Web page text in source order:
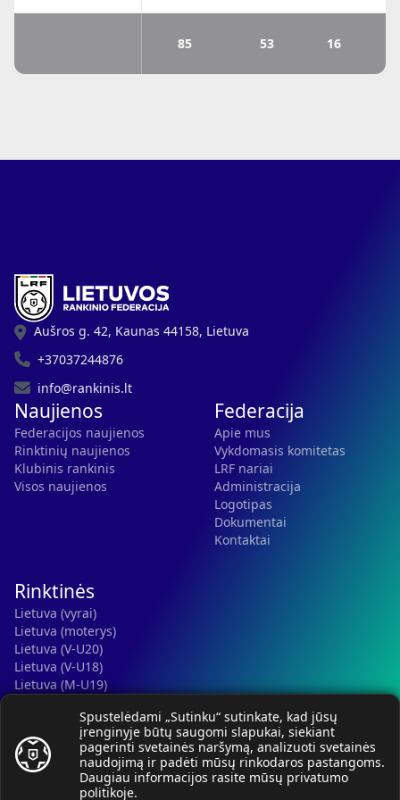
žvaigždės
85 53 16
Spustelėdami „Sutinku“ sutinkate, kad jūsų
įrenginyje būtų saugomi slapukai, siekiant
pagerinti svetainės naršymą, analizuoti svetainės
naudojimą ir padėti mūsų rinkodaros pastangoms.
Daugiau informacijos rasite mūsų privatumo
politikoje.
Aušros g. 42, Kaunas 44158, Lietuva
+37037244876
info@rankinis.lt
Naujienos
Federacijos naujienos
Rinktinių naujienos
Klubinis rankinis
Visos naujienos
Federacija
Apie mus
Vykdomasis komitetas
LRF nariai
Administracija
Logotipas
Dokumentai
Kontaktai
Rinktinės
Lietuva (vyrai)
Lietuva (moterys)
Lietuva (V-U20)
Lietuva (V-U18)
Lietuva (M-U19)
Lietuva (M-U16)